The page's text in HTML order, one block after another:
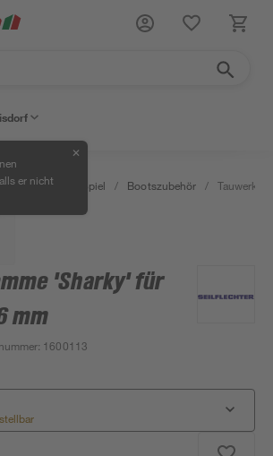
er nicht
✕
/ Outdoor & Spiel / Bootszubehör /
'Sharky' für
mm
: 1600113